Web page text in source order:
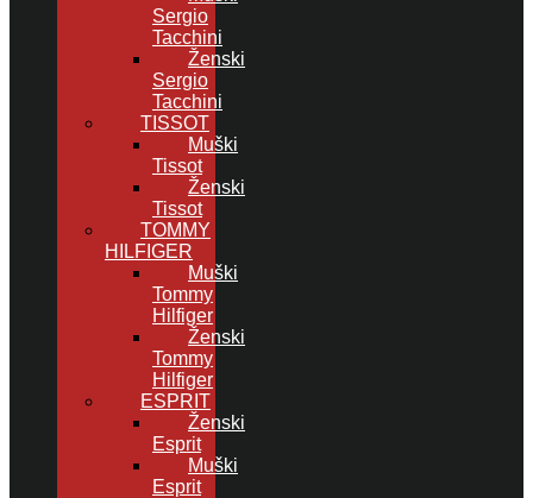
Sergio
Tacchini
Ženski
Sergio
Tacchini
TISSOT
Muški
Tissot
Ženski
Tissot
TOMMY
HILFIGER
Muški
Tommy
Hilfiger
Ženski
Tommy
Hilfiger
ESPRIT
Ženski
Esprit
Muški
Esprit